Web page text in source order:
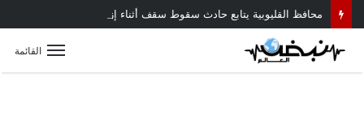
القائمة